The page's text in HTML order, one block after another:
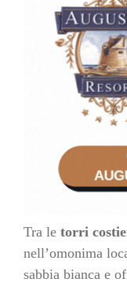
Tra le torri
nell’omonima
sabbia bianca e